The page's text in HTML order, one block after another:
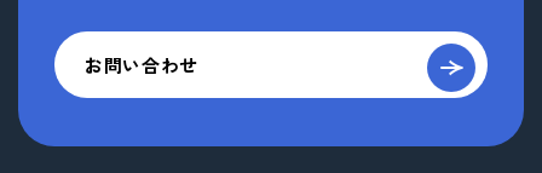
お問い合わせ